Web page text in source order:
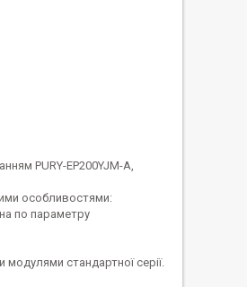
PURY-EP200YJM-A,
особливостями:
по параметру
модулями стандартної серії.